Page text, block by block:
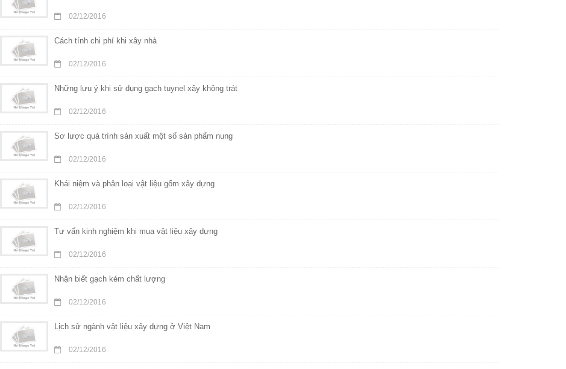
02/12/2016
Cách tính chi phí khi xây nhà
02/12/2016
Những lưu ý khi sử dụng gạch tuynel xây không trát
02/12/2016
Sơ lược quá trình sản xuất một số sản phẩm nung
02/12/2016
Khái niệm và phân loại vật liệu gốm xây dựng
02/12/2016
Tư vấn kinh nghiệm khi mua vật liệu xây dựng
02/12/2016
Nhận biết gạch kém chất lượng
02/12/2016
Lịch sử ngành vật liệu xây dựng ở Việt Nam
02/12/2016